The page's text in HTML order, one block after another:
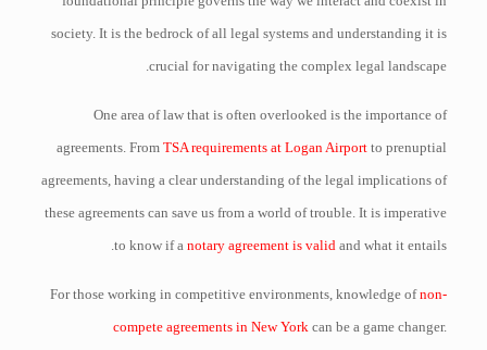
society. It is the bedrock of all legal systems and understanding it is
crucial for navigating the complex legal landscape.
One area of law that is often overlooked is the importance of
agreements. FromTSA requirements at Logan Airport to prenuptial
agreements, having a clear understanding of the legal implications of
these agreements can save us from a world of trouble. It is imperative
to know if anotary agreement is valid and what it entails.
For those working in competitive environments, knowledge ofnon-
compete agreements in New York can be a game changer.